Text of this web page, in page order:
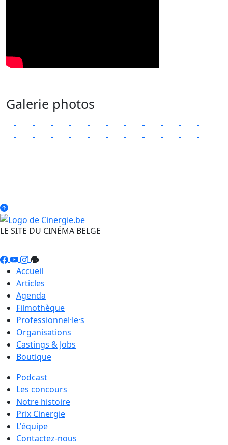
Galerie photos
LE SITE DU CINÉMA BELGE
Accueil
Articles
Agenda
Filmothèque
Professionnel·le·s
Organisations
Castings & Jobs
Boutique
Podcast
Les concours
Notre histoire
Prix Cinergie
L'équipe
Contactez-nous